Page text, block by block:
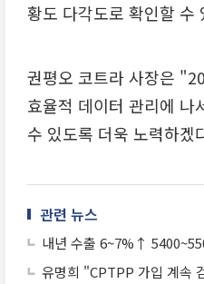
황도 다각도로 확인할 수
권평오 코트라 사장은
효율적 데이터 관리에
수 있도록 더욱 노력하겠
관련 뉴스
내년 수출 6~7%↑
유명희 "CPTPP 가입 계속